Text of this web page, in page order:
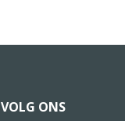
VOLG ONS